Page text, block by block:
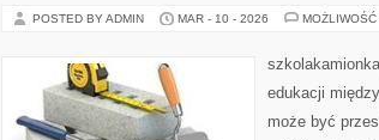
POSTED BY ADMIN MAR - 10 - 2026
edukacji
może być